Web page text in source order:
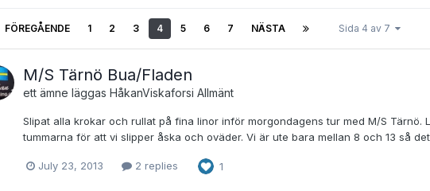
FÖREGÅENDE 1 2 3 4 5 6 7 NÄSTA Sida 4 av 7
M/S Tärnö Bua/Fladen
ett ämne läggas HåkanViskaforsi Allmänt
Slipat alla krokar och rullat på fina linor inför morgondagens tur med M/S
tummarna för att vi slipper åska och oväder. Vi är ute bara mellan 8 och 13 så
July 23, 2013 2 replies 1